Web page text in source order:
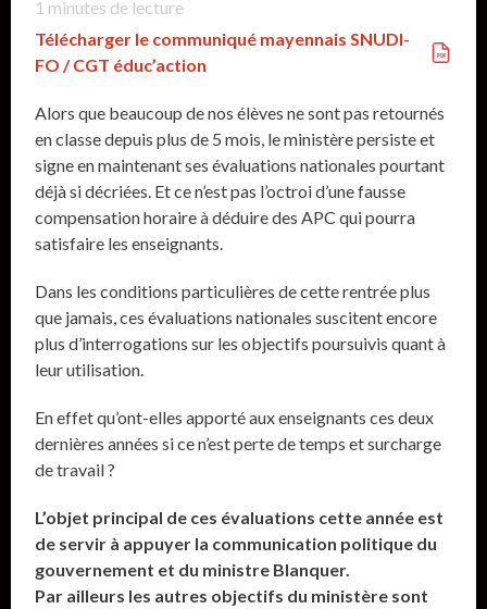
1 minutes de lecture
Télécharger le communiqué mayennais SNUDI-
FO / CGT éduc’action
Alors que beaucoup de nos élèves ne sont pas retournés
en classe depuis plus de 5 mois, le ministère persiste et
signe en maintenant ses évaluations nationales pourtant
déjà si décriées. Et ce n’est pas l’octroi d’une fausse
compensation horaire à déduire des APC qui pourra
satisfaire les enseignants.
Dans les conditions particulières de cette rentrée plus
que jamais, ces évaluations nationales suscitent encore
plus d’interrogations sur les objectifs poursuivis quant à
leur utilisation.
En effet qu’ont-elles apporté aux enseignants ces deux
dernières années si ce n’est perte de temps et surcharge
de travail ?
L’objet principal de ces évaluations cette année est
de servir à appuyer la communication politique du
gouvernement et du ministre Blanquer.
Par ailleurs les autres objectifs du ministère sont